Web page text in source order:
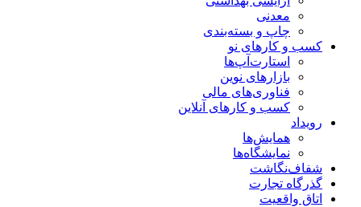
معدنی
چاپ و بسته‌بندی
کسب و کارهای نو
استارت‌آپ‌ها
بازارهای نوین
فناوری‌های مالی
کسب و کارهای آنلاین
رویداد
همایش‌ها
نمایشگاه‌ها
شفاف‌نگاشت
گذرگاه تجارت
اتاق واقعیت